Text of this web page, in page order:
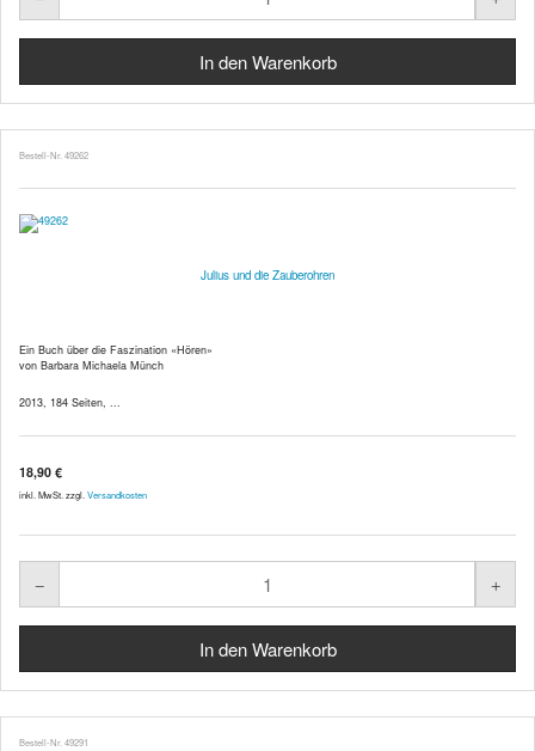
Bestell-Nr. 49262
Julius und die Zauberohren
Ein Buch über die Faszination «Hören»
von Barbara Michaela Münch
2013, 184 Seiten, ...
18,90 €
inkl. MwSt. zzgl. Versandkosten
Bestell-Nr. 49291